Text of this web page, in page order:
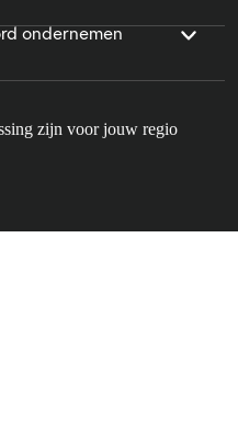
ondernemen
zijn voor jouw regio